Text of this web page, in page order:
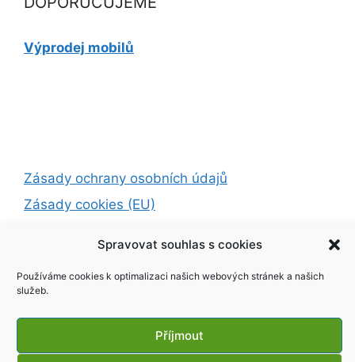
Výprodej mobilů
Zásady ochrany osobních údajů
Zásady cookies (EU)
Spravovat souhlas s cookies
Používáme cookies k optimalizaci našich webových stránek a našich
služeb.
Příjmout